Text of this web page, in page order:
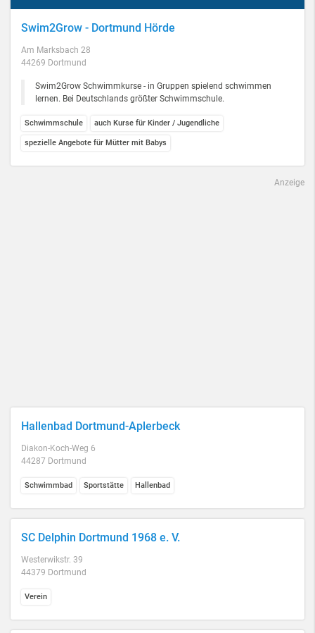
Swim2Grow - Dortmund Hörde
Am Marksbach 28
44269 Dortmund
Swim2Grow Schwimmkurse - in Gruppen spielend schwimmen
lernen. Bei Deutschlands größter Schwimmschule.
Schwimmschule auch Kurse für Kinder / Jugendliche
spezielle Angebote für Mütter mit Babys
Anzeige
Hallenbad Dortmund-Aplerbeck
Diakon-Koch-Weg 6
44287 Dortmund
Schwimmbad Sportstätte Hallenbad
SC Delphin Dortmund 1968 e. V.
Westerwikstr. 39
44379 Dortmund
Verein